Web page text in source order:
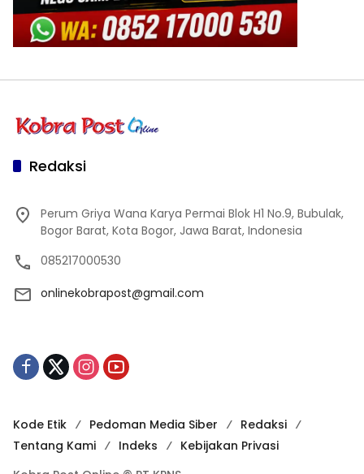
Redaksi
Perum Griya Wana Karya Permai Blok H1 No.9, Bubulak,
Bogor Barat, Kota Bogor, Jawa Barat, Indonesia
085217000530
onlinekobrapost@gmail.com
Kode Etik Pedoman Media Siber
Redaksi
Tentang Kami
Indeks
Kebijakan Privasi